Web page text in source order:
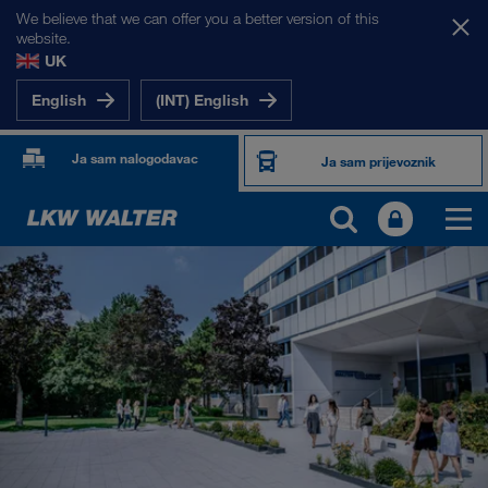
We believe that we can offer you a better version of this
website.
UK
English
(INT) English
Ja sam nalogodavac Ja sam prijevoznik
O NAMA
Informacije o poduzeću
SHEQ-menadžment